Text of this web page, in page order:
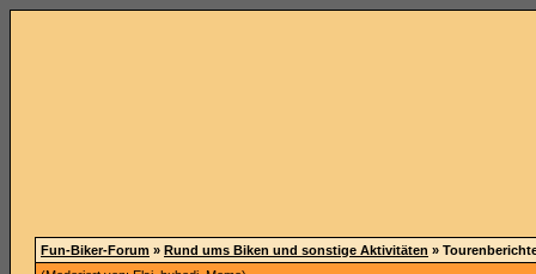
Fun-Biker-Forum » Rund ums Biken und sonstige Aktivitäten »